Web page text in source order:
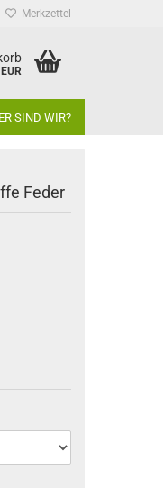
Merkzettel
SIND WIR?
Feder